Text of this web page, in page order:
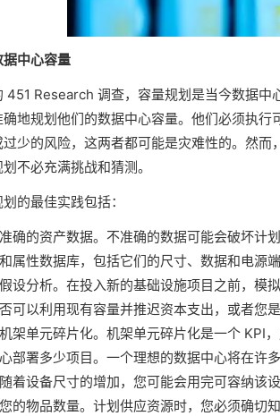
中心容量
451 Research 调查，容量规划是当今数据
地规划他们的数据中心容量。他们必须执
少的风险，这两者都可能是灾难性的。然
不必充满挑战和猜测。
的最佳实践包括：
确的资产数据。不准确的数据可能会破坏计
属性数据库，包括它们的尺寸、数据和电源
设分析。在投入新的基础设施项目之前，模
可以利用现有容量并推迟资本支出，或者您
架单元碎片化。机架单元碎片化是一个 KPI
部署多少项目。一个理想的数据中心将在许
着设备尺寸的增加，您可能会用完可容纳该设
的物品数量。计划供应资源时，您必须确切